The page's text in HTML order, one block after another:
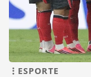
ESPORTE